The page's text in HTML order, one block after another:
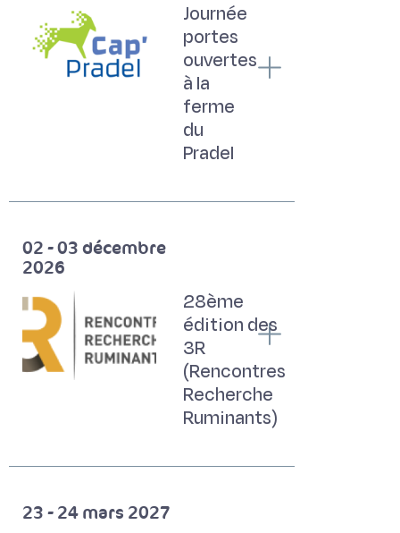
Journée
portes
ouvertes
à la
ferme
du
Pradel
02 - 03 décembre
2026
28ème
édition des
3R
(Rencontres
Recherche
Ruminants)
23 - 24 mars 2027